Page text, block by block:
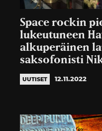
Space rockin
lukeutuneen
alkuperäinen
saksofonisti
UUTISET 12.11.2022